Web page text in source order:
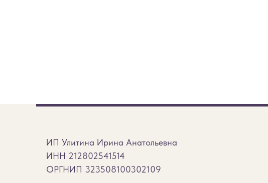
ИП Улитина Ирина Анатольевна
ИНН 212802541514
ОРГНИП 323508100302109